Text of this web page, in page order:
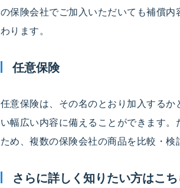
の保険会社でご加入いただいても補償
わります。
任意保険
任意保険は、その名のとおり加入する
い幅広い内容に備えることができます
ため、複数の保険会社の商品を比較・検
さらに詳しく知りたい方はこち